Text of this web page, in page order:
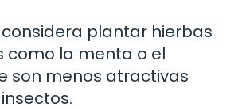
considera plantar hierbas
como la menta o el
son menos atractivas